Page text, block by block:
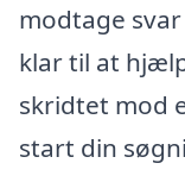
modtage
klar til at
skridtet mod
start din